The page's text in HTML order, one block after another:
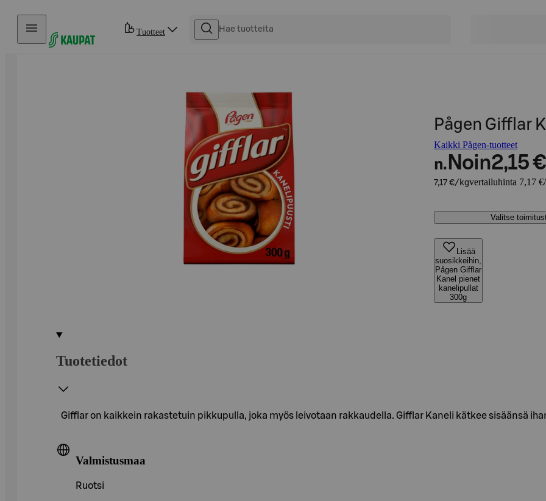
Hyppää sisältöön
Tuotteet
Pågen Gifflar
Kaikki Pågen-tuotteet
n. Noin2,15 €
7,17 €/kgvertailuhinta 7,17
Valitse
Lisää
suosikkeihin,
Pågen Gifflar
Kanel pienet
kanelipullat
300g
Tuotetiedot
Gifflar on kaikkein rakastetuin pikkupulla, joka myös leivotaan rakkaudella. Gifflar Kaneli kätkee sisäänsä
Valmistusmaa
Ruotsi